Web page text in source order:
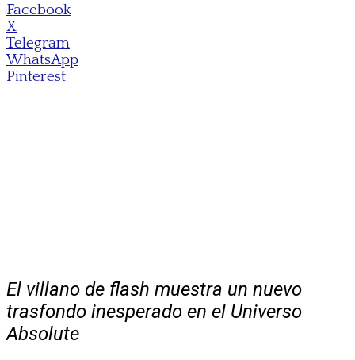
Facebook
X
Telegram
WhatsApp
Pinterest
El villano de flash muestra un nuevo
trasfondo inesperado en el Universo
Absolute